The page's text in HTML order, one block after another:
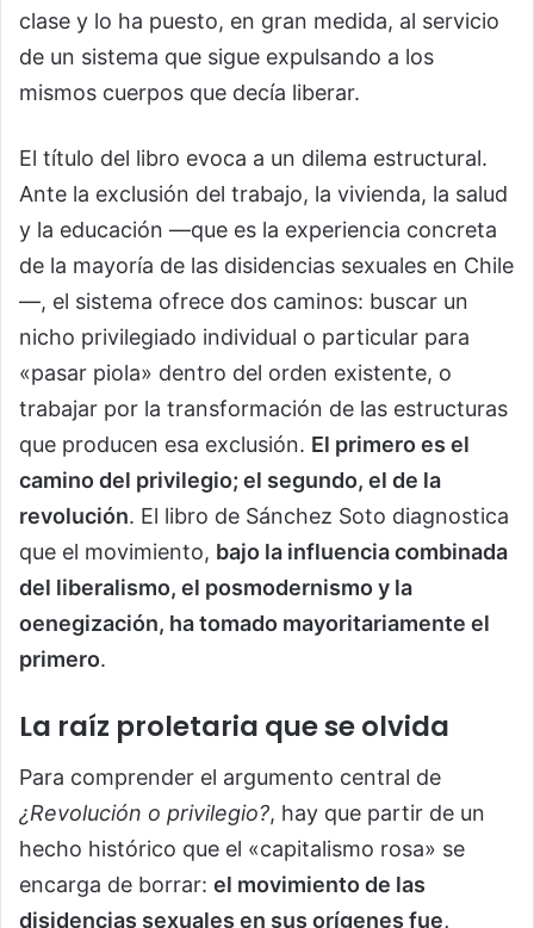
clase y lo ha puesto, en gran medida, al servicio
de un sistema que sigue expulsando a los
mismos cuerpos que decía liberar.
El título del libro evoca a un dilema estructural.
Ante la exclusión del trabajo, la vivienda, la salud
y la educación —que es la experiencia concreta
de la mayoría de las disidencias sexuales en Chile
—, el sistema ofrece dos caminos: buscar un
nicho privilegiado individual o particular para
«pasar piola» dentro del orden existente, o
trabajar por la transformación de las estructuras
que producen esa exclusión. El primero es el
camino del privilegio; el segundo, el de la
revolución. El libro de Sánchez Soto diagnostica
que el movimiento, bajo la influencia combinada
del liberalismo, el posmodernismo y la
oenegización, ha tomado mayoritariamente el
primero.
La raíz proletaria que se olvida
Para comprender el argumento central de
¿Revolución o privilegio?, hay que partir de un
hecho histórico que el «capitalismo rosa» se
encarga de borrar: el movimiento de las
disidencias sexuales en sus orígenes fue,